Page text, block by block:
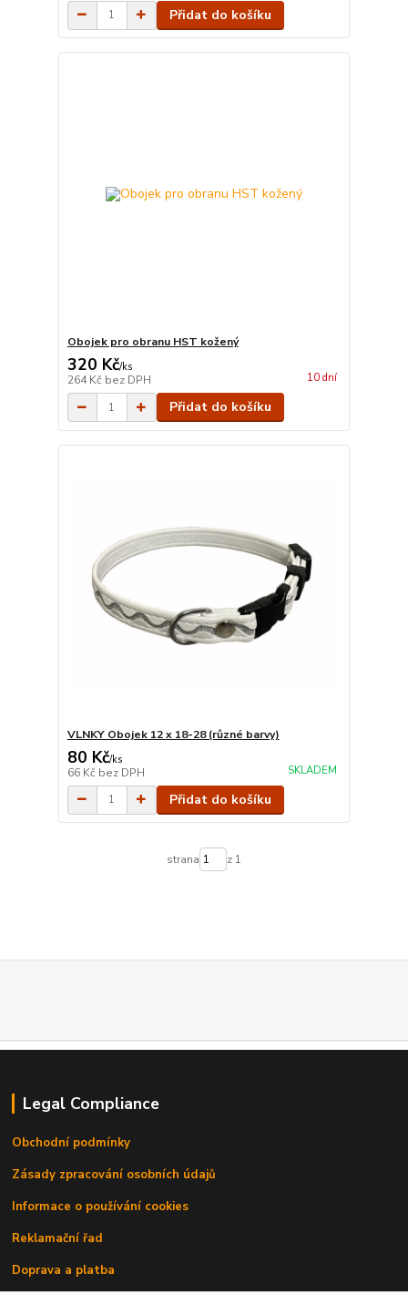
Přidat do košíku
Obojek pro obranu HST kožený
320 Kč/ks
264 Kč bez DPH 10 dní
Přidat do košíku
VLNKY Obojek 12 x 18-28 (různé barvy)
80 Kč/ks
66 Kč bez DPH SKLADEM
Přidat do košíku
strana z 1
Legal Compliance
Obchodní podmínky
Zásady zpracování osobních údajů
Informace o používání cookies
Reklamační řad
Doprava a platba